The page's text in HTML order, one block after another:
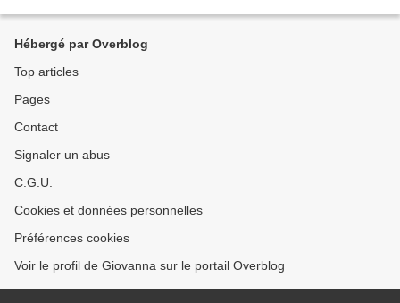
dans son...
Hébergé par Overblog
Top articles
Pages
Contact
Signaler un abus
C.G.U.
Cookies et données personnelles
Préférences cookies
Voir le profil de Giovanna sur le portail Overblog